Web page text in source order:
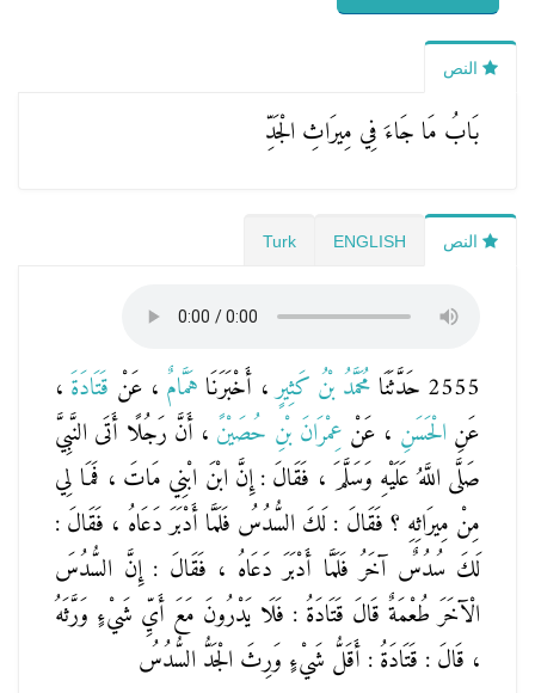
النص
بَابُ مَا جَاءَ فِي مِيرَاثِ الْجَدِّ
النص ENGLISH
Turk
2555 حَدَّثَنَا مُحَمَّدُ بْنُ كَثِيرٍ، أَخْبَرَنَا هَمَّامٌ ، عَنْ قَتَادَةَ ،
عَنِ الْحَسَنِ ، عَنْ عِمْرَانَ بْنِ حُصَيْنً ، أَنَّ رَجُلًا أَتَى النَّبِيَّ
صَلَّى اللَّهُ عَلَيْهِ وَسَلَّمَ ، فَقَالَ : إِنَّ ابْنَ ابْنِي مَاتَ ، فَمَا لِي
مِنْ مِيرَاثِهِ ؟ فَقَالَ : لَكَ السُّدُسُ فَلَمَّا أَدْبَرَ دَعَاهُ ، فَقَالَ :
لَكَ سُدُسٌ آخَرُ فَلَمَّا أَدْبَرَ دَعَاهُ ، فَقَالَ : إِنَّ السُّدُسَ
الْآخَرَ طُعْمَةٌ قَالَ قَتَادَةُ : فَلَا يَدْرُونَ مَعَ أَيِّ شَيْءٍ وَرَّثَهُ
، قَالَ : قَتَادَةُ : أَقَلُّ شَيْءٍ وَرِثَ الْجَدُّ السُّدُسُ